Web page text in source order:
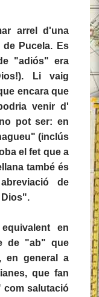
arrel d'una
Pucela. Es
"adiós" era
Li vaig
encara que
venir d'
pot ser: en
(inclús
el fet que a
també és
de
en
de "ab" que
en general a
que fan
com salutació